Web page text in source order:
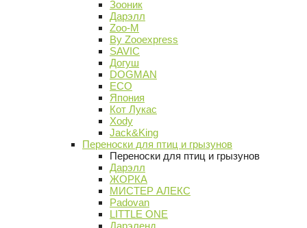
Зооник
Дарэлл
Zoo-M
By Zooexpress
SAVIC
Догуш
DOGMAN
ECO
Япония
Кот Лукас
Xody
Jack&King
Переноски для птиц и грызунов
Переноски для птиц и грызунов
Дарэлл
ЖОРКА
МИСТЕР АЛЕКС
Padovan
LITTLE ONE
Дарэленд